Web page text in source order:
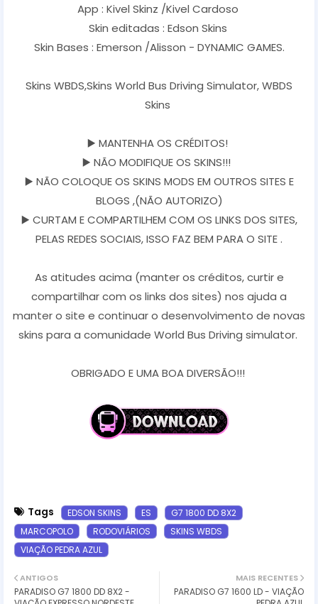
App : Kivel Skinz /Kivel Cardoso
Skin editadas : Edson Skins
Skin Bases : Emerson /Alisson - DYNAMIC GAMES.
Skins WBDS,Skins World Bus Driving Simulator, WBDS
Skins
▶️ MANTENHA OS CRÉDITOS!
▶️ NÃO MODIFIQUE OS SKINS!!!
▶️ NÃO COLOQUE OS SKINS MODS EM OUTROS SITES E
BLOGS ,(NÃO AUTORIZO)
▶️ CURTAM E COMPARTILHEM COM OS LINKS DOS SITES,
PELAS REDES SOCIAIS, ISSO FAZ BEM PARA O SITE .
As atitudes acima (manter os créditos, curtir e
compartilhar com os links dos sites) nos ajuda a
manter o site e continuar o desenvolvimento de novas
skins para a comunidade World Bus Driving simulator.
OBRIGADO E UMA BOA DIVERSÃO!!!
Tags EDSON SKINS ES
G7 1800 DD 8X2
MARCOPOLO
RODOVIÁRIOS
SKINS WBDS
VIAÇÃO PEDRA AZUL
MAIS RECENTES
PARADISO G7 1600 LD - VIAÇÃO
ANTIGOS
PARADISO G7 1800 DD 8X2 -